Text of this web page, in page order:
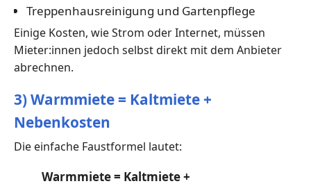
Treppenhausreinigung und Gartenpflege
Einige Kosten, wie Strom oder Internet, müssen
Mieter:innen jedoch selbst direkt mit dem Anbieter
abrechnen.
3) Warmmiete = Kaltmiete +
Nebenkosten
Die einfache Faustformel lautet:
Warmmiete = Kaltmiete +